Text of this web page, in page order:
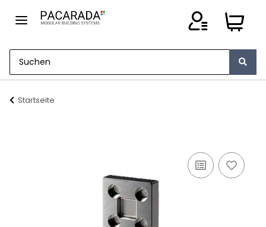
Startseite